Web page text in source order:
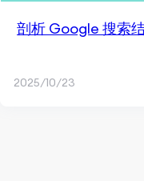
剖析 Google 搜索
2025/10/23